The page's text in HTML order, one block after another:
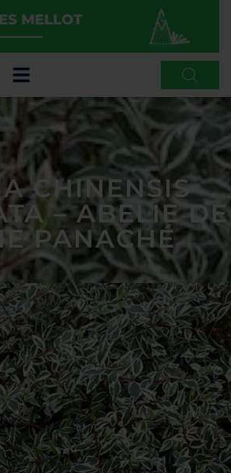
MELLOT
CHINENSIS
– ABELIE DE
PANACHÉ